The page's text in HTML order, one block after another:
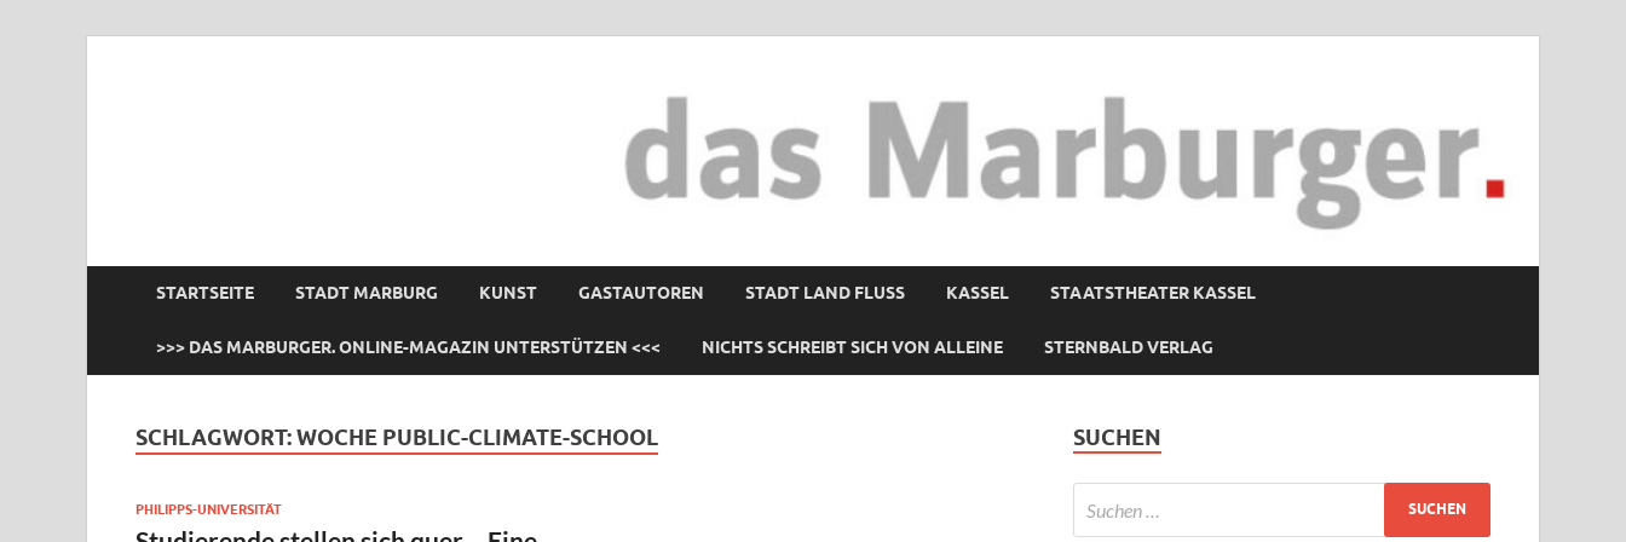
STARTSEITE STADT MARBURG KUNST GASTAUTOREN STADT LAND FLUSS KASSEL STAATSTHEATER KASSEL
>>> DAS MARBURGER. ONLINE-MAGAZIN UNTERSTÜTZEN <<< NICHTS SCHREIBT SICH VON ALLEINE STERNBALD VERLAG
SCHLAGWORT:WOCHE PUBLIC-CLIMATE-SCHOOL
PHILIPPS-UNIVERSITÄT
SUCHEN